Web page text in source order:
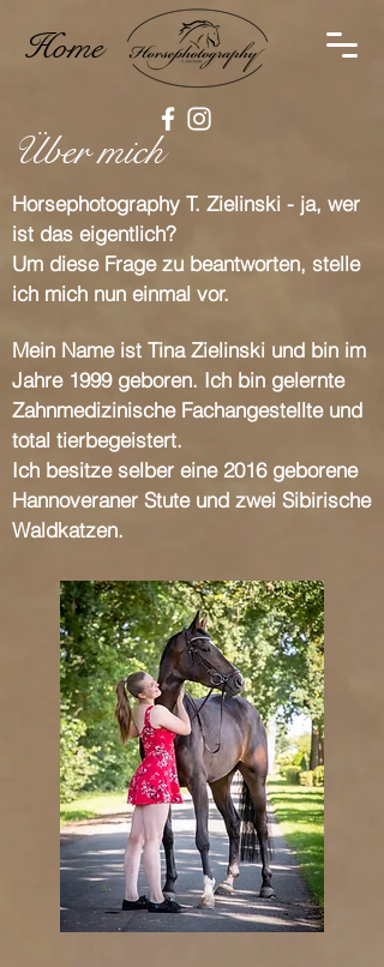
Home
Über mich
Horsephotography T. Zielinski - ja, wer
ist das eigentlich?
Um diese Frage zu beantworten, stelle
ich mich nun einmal vor.
Mein Name ist Tina Zielinski und bin im
Jahre 1999 geboren. Ich bin gelernte
Zahnmedizinische Fachangestellte und
total tierbegeistert.
Ich besitze selber eine 2016 geborene
Hannoveraner Stute und zwei Sibirische
Waldkatzen.